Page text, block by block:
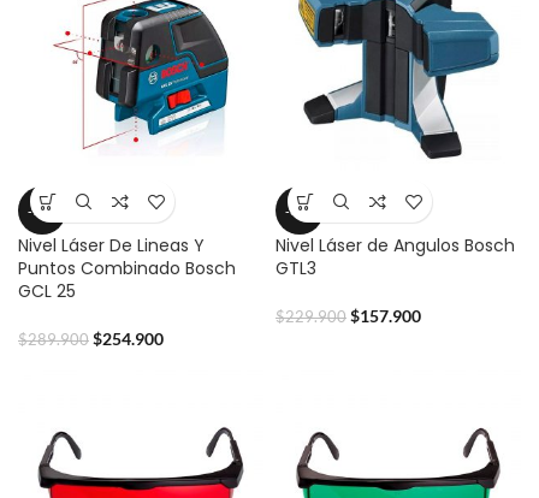
-12%
Nivel Láser De Lineas Y
Puntos Combinado Bosch
GCL 25
$289.900 $254.900
-31%
Nivel Láser de Angulos Bosch
GTL3
$229.900 $157.900